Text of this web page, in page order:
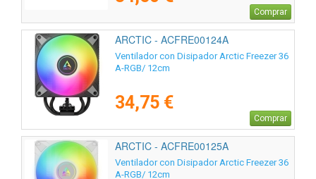
Comprar
ARCTIC - ACFRE00124A
Ventilador con Disipador Arctic Freezer 36
A-RGB/ 12cm
34,75 €
Comprar
ARCTIC - ACFRE00125A
Ventilador con Disipador Arctic Freezer 36
A-RGB/ 12cm